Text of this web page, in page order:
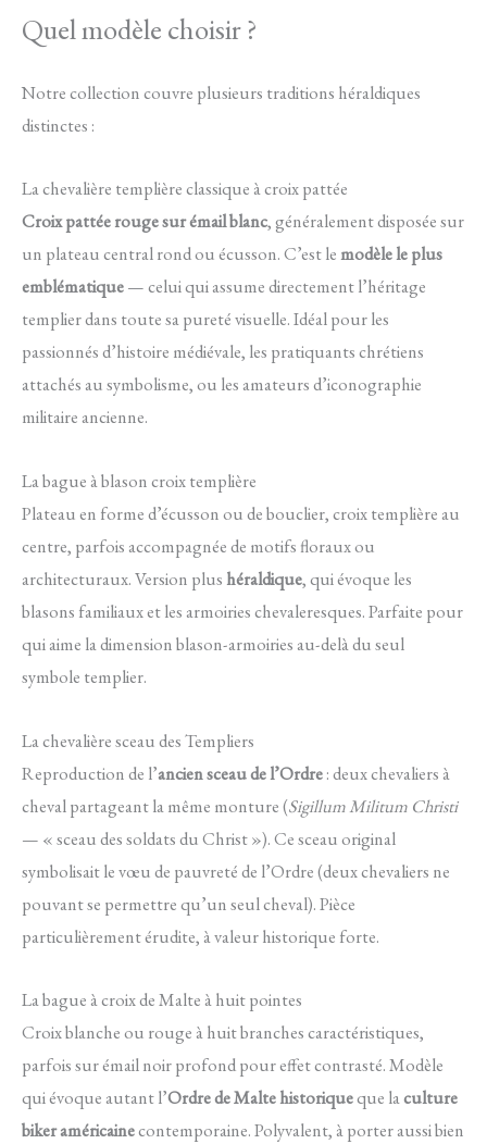
Quel modèle choisir ?
Notre collection couvre plusieurs traditions héraldiques
distinctes :
La chevalière templière classique à croix pattée
Croix pattée rouge sur émail blanc, généralement disposée sur
un plateau central rond ou écusson. C’est lemodèle le plus
emblématique— celui qui assume directement l’héritage
templier dans toute sa pureté visuelle. Idéal pour les
passionnés d’histoire médiévale, les pratiquants chrétiens
attachés au symbolisme, ou les amateurs d’iconographie
militaire ancienne.
La bague à blason croix templière
Plateau en forme d’écusson ou de bouclier, croix templière au
centre, parfois accompagnée de motifs floraux ou
architecturaux. Version plushéraldique, qui évoque les
blasons familiaux et les armoiries chevaleresques. Parfaite pour
qui aime la dimension blason-armoiries au-delà du seul
symbole templier.
La chevalière sceau des Templiers
Reproduction de l’ancien sceau de l’Ordre: deux chevaliers à
cheval partageant la même monture (Sigillum Militum Christi
— « sceau des soldats du Christ »). Ce sceau original
symbolisait le vœu de pauvreté de l’Ordre (deux chevaliers ne
pouvant se permettre qu’un seul cheval). Pièce
particulièrement érudite, à valeur historique forte.
La bague à croix de Malte à huit pointes
Croix blanche ou rouge à huit branches caractéristiques,
parfois sur émail noir profond pour effet contrasté. Modèle
qui évoque autant l’Ordre de Malte historiqueque laculture
biker américainecontemporaine. Polyvalent, à porter aussi bien